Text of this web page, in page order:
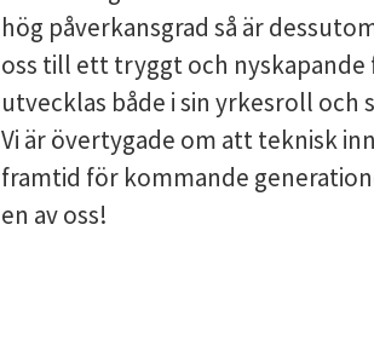
hög påverkansgrad så är
oss till ett tryggt och
utvecklas både i sin yrkesroll och
Vi är övertygade om att teknisk
framtid för kommande
en av oss!